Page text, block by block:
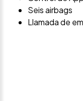
Seis airbags
Llamada de